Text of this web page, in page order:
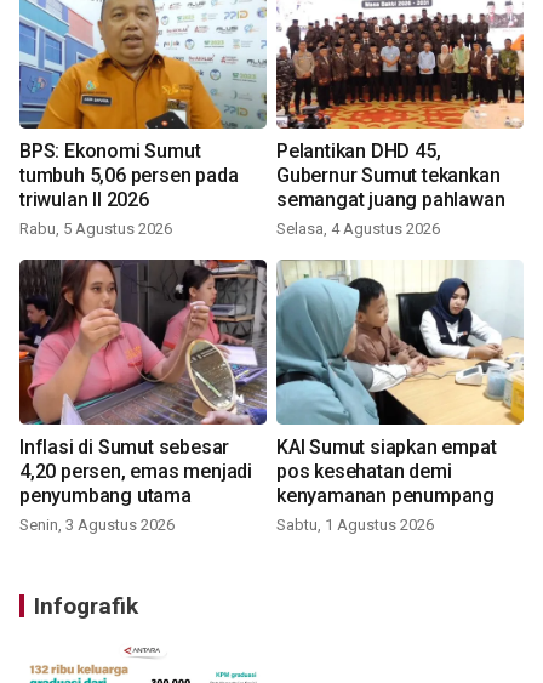
BPS: Ekonomi Sumut
tumbuh 5,06 persen pada
triwulan II 2026
Rabu, 5 Agustus 2026
Pelantikan DHD 45,
Gubernur Sumut tekankan
semangat juang pahlawan
Selasa, 4 Agustus 2026
Inflasi di Sumut sebesar
4,20 persen, emas menjadi
penyumbang utama
Senin, 3 Agustus 2026
KAI Sumut siapkan empat
pos kesehatan demi
kenyamanan penumpang
Sabtu, 1 Agustus 2026
Infografik